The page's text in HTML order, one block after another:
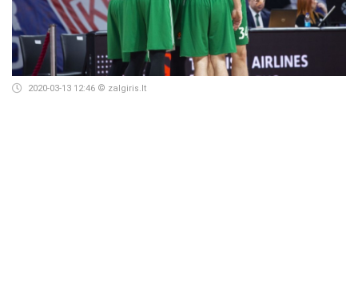
2020-03-13 12:46 © zalgiris.lt